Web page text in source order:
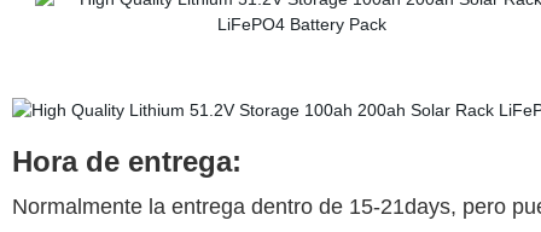
Hora de entrega:
Normalmente la entrega dentro de 15-21days, pero